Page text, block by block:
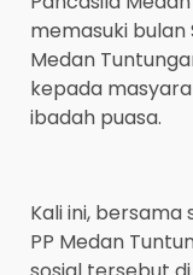
memasuki bulan
Medan
kepada
ibadah puasa.
Kali ini, bersama
PP Medan